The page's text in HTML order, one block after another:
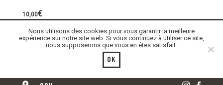
10,00€
En stock
fil
Ajouter au panier
Nous utilisons des cookies pour vous garantir la meilleure
expérience sur notre site web. Si vous continuez à utiliser ce site,
nous supposerons que vous en êtes satisfait.
Ok